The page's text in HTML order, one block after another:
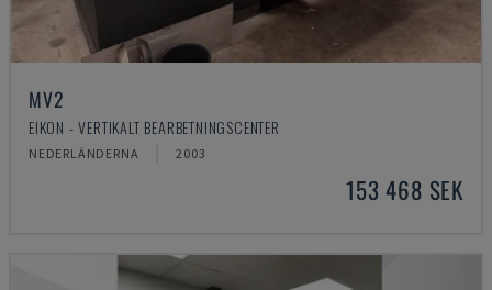
MV2
EIKON - VERTIKALT BEARBETNINGSCENTER
NEDERLÄNDERNA 2003
153 468 SEK